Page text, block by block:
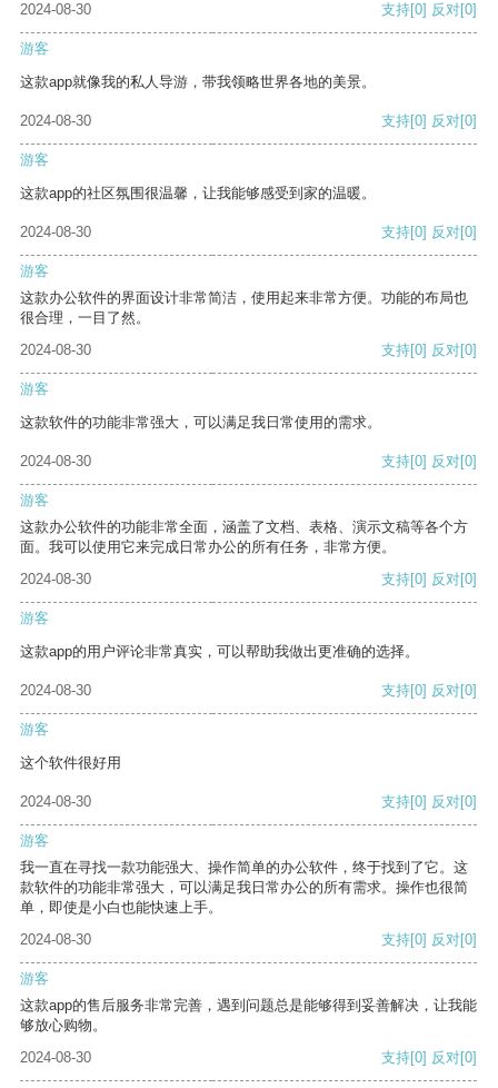
2024-08-30
支持[0] 反对[0]
游客
这款app就像我的私人导游，带我领略世界各地的美景。
2024-08-30 支持[0] 反对[0]
游客
这款app的社区氛围很温馨，让我能够感受到家的温暖。
2024-08-30 支持[0] 反对[0]
游客
这款办公软件的界面设计非常简洁，使用起来非常方便。功能的布局也
很合理，一目了然。
2024-08-30
支持[0] 反对[0]
游客
这款软件的功能非常强大，可以满足我日常使用的需求。
2024-08-30 支持[0] 反对[0]
游客
这款办公软件的功能非常全面，涵盖了文档、表格、演示文稿等各个方
面。我可以使用它来完成日常办公的所有任务，非常方便。
2024-08-30
支持[0] 反对[0]
游客
这款app的用户评论非常真实，可以帮助我做出更准确的选择。
2024-08-30 支持[0] 反对[0]
游客
这个软件很好用
2024-08-30 支持[0] 反对[0]
游客
我一直在寻找一款功能强大、操作简单的办公软件，终于找到了它。这
款软件的功能非常强大，可以满足我日常办公的所有需求。操作也很简
单，即使是小白也能快速上手。
2024-08-30
支持[0] 反对[0]
游客
这款app的售后服务非常完善，遇到问题总是能够得到妥善解决，让我能
够放心购物。
2024-08-30
支持[0] 反对[0]